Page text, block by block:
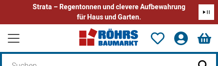
Strata – Regentonnen und clevere Aufbewahrung
für Haus und Garten.
Zum Hauptinhalt springen